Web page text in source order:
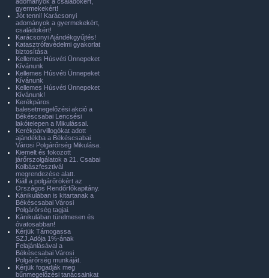
gyermekekért!
Jót tenni! Karácsonyi
adományok a gyermekekért,
családokért!
Karácsonyi Ajándékgyűjtés!
Katasztrófavédelmi gyakorlat
biztosítása
Kellemes Húsvéti Ünnepeket
Kívánunk
Kellemes Húsvéti Ünnepeket
Kívánunk
Kellemes Húsvéti Ünnepeket
Kívánunk!
Kerékpáros
balesetmegelőzési akció a
Békéscsabai Lencsési
lakótelepen a Mikulással.
Kerékpárvillogókat adott
ajándékba a Békéscsabai
Városi Polgárőrség Mikulása.
Kiemelt és fokozott
járőrszolgálatok a 21. Csabai
Kolbászfesztivál
megrendezése alatt.
Kiáll a polgárőrökért az
Országos Rendőrfőkapitány.
Kánikulában is kitartanak a
Békéscsabai Városi
Polgárőrség tagjai.
Kánikulában türelmesen és
óvatosabban!
Kérjük Támogassa
SZJ.Adója 1%-ának
Felajánlásával a
Békéscsabai Városi
Polgárőrség munkáját.
Kérjük fogadják meg
bűnmegelőzési tanácsainkat